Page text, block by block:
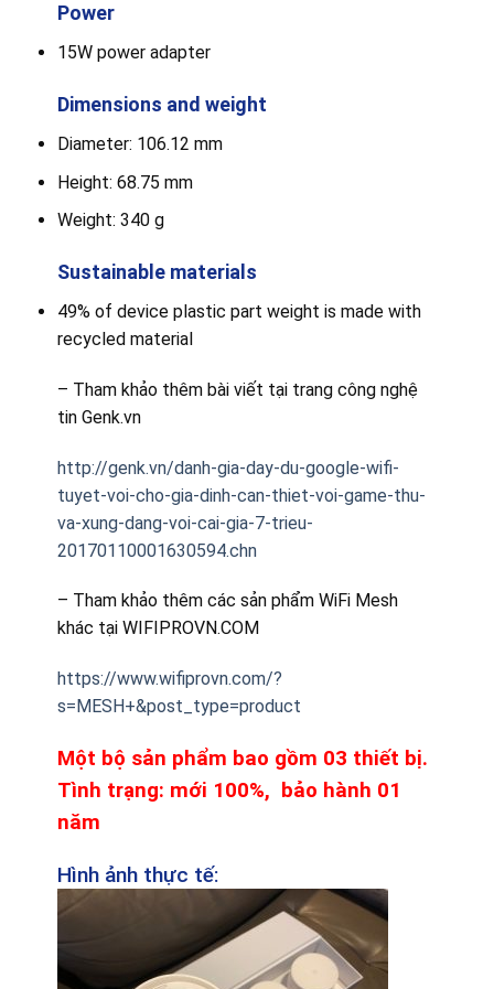
Power
15W power adapter
Dimensions and weight
Diameter: 106.12 mm
Height: 68.75 mm
Weight: 340 g
Sustainable materials
49% of device plastic part weight is made with
recycled material
– Tham khảo thêm bài viết tại trang công nghệ
tin Genk.vn
http://genk.vn/danh-gia-day-du-google-wifi-
tuyet-voi-cho-gia-dinh-can-thiet-voi-game-thu-
va-xung-dang-voi-cai-gia-7-trieu-
20170110001630594.chn
– Tham khảo thêm các sản phẩm WiFi Mesh
khác tại WIFIPROVN.COM
https://www.wifiprovn.com/?
s=MESH+&post_type=product
Một bộ sản phẩm bao gồm 03 thiết bị.
Tình trạng: mới 100%, bảo hành 01
năm
Hình ảnh thực tế: